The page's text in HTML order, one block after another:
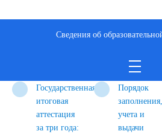
аттестация
Государственная
итоговая
аттестация
за три года:
Порядок
заполнения,
учета и
выдачи
Сведения об